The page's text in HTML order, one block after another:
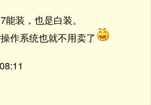
装，也是白装。
作系统也就不用卖了